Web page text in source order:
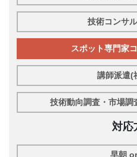
技術コンサ
スポット専門家
講師派遣(
技術動向調査・市場調
対応
早朝